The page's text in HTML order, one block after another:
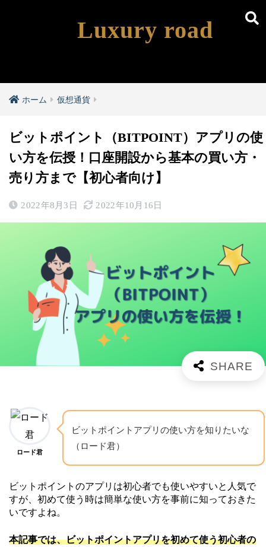
Luxury road
ホーム 仮想通貨
ビットポイント（BITPOINT）アプリの使
い方を伝授！口座開設から基本の買い方・
売り方まで【初心者向け】
2022年8月3日 2022年10月16日
ロード君
ビットポイントアプリの使い方を知りたいな
（ロード君）
ビットポイントのアプリは初心者でも使いやすいと人気で
すが、初めて使う時は簡単な使い方を事前に知っておきた
いですよね。
本記事では、ビットポイントアプリを初めて使う初心者の